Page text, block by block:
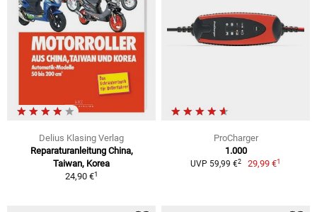
Delius Klasing Verlag
Reparaturanleitung China,
Taiwan, Korea
24,90 €1
ProCharger
1.000
UVP 59,99 €2 29,99 €1